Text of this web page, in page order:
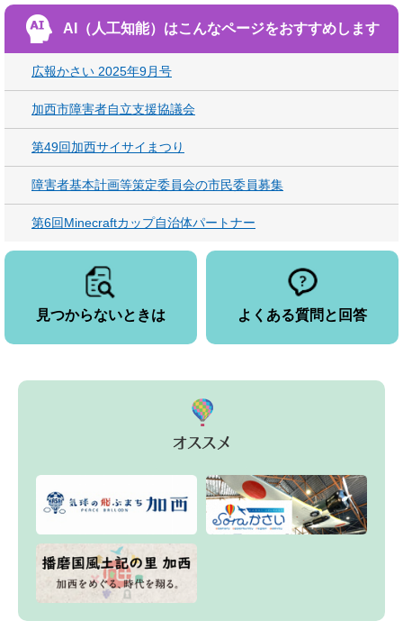
AI（人工知能）はこんなページをおすすめします
広報かさい 2025年9月号
加西市障害者自立支援協議会
第49回加西サイサイまつり
障害者基本計画等策定委員会の市民委員募集
第6回Minecraftカップ自治体パートナー
見つからないときは よくある質問と回答